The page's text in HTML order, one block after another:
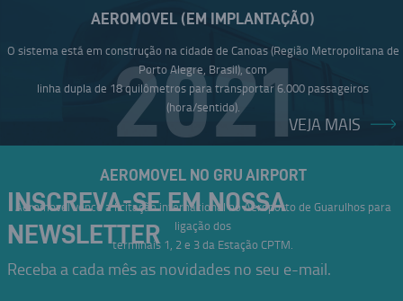
AEROMOVEL (EM IMPLANTAÇÃO)
O sistema está em construção na cidade de Canoas (Região Metropolitana de
Porto Alegre, Brasil), com
linha dupla de 18 quilômetros para transportar 6.000 passageiros
(hora/sentido).
2021
AEROMOVEL NO GRU AIRPORT
Aeromovel vence a licitação internacional no Aeroporto de Guarulhos para
ligação dos
terminais 1, 2 e 3 da Estação CPTM.
VEJA MAIS
INSCREVA-SE EM NOSSA
NEWSLETTER
Receba a cada mês as novidades no seu e-mail.